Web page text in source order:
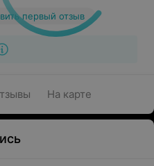
первый отзыв
На карте